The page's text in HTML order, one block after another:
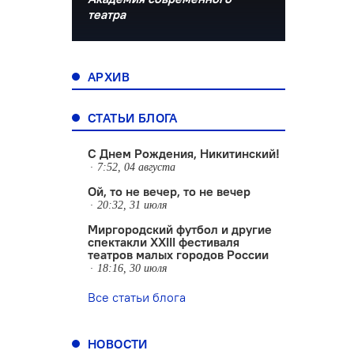
театра
АРХИВ
СТАТЬИ БЛОГА
С Днем Рождения, Никитинский!
7:52, 04 августа
Ой, то не вечер, то не вечер
20:32, 31 июля
Миргородский футбол и другие
спектакли XXIII фестиваля
театров малых городов России
18:16, 30 июля
Все статьи блога
НОВОСТИ